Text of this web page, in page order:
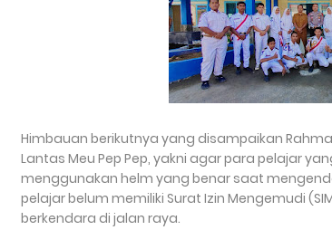
Himbauan berikutnya yang disampaikan
Lantas Meu Pep Pep, yakni agar para pelajar
menggunakan helm yang benar saat
pelajar belum memiliki Surat Izin Mengemudi
berkendara di jalan raya.